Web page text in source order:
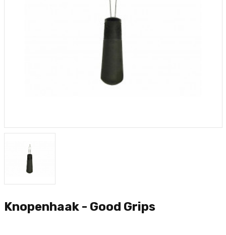
Knopenhaak - Good Grips